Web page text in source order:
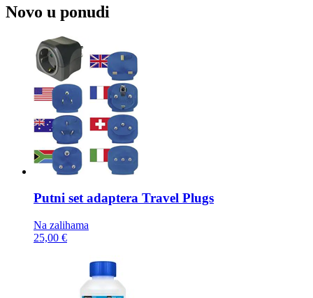
Novo u ponudi
Putni set adaptera Travel Plugs
Na zalihama
25,00 €